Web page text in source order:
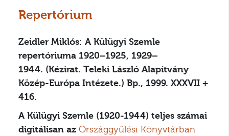
Repertórium
Zeidler Miklós: A Külügyi Szemle
repertóriuma 1920–1925, 1929–
1944. (Kézirat. Teleki László Alapítvány
Közép-Európa Intézete.) Bp., 1999. XXXVII +
416.
A Külügyi Szemle (1920-1944) teljes számai
digitálisan az Országgyűlési Könyvtárban